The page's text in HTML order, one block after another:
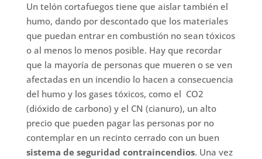
Un telón cortafuegos tiene que aislar también el
humo, dando por descontado que los materiales
que puedan entrar en combustión no sean tóxicos
o al menos lo menos posible. Hay que recordar
que la mayoría de personas que mueren o se ven
afectadas en un incendio lo hacen a consecuencia
del humo y los gases tóxicos, como el CO2
(dióxido de carbono) y el CN (cianuro), un alto
precio que pueden pagar las personas por no
contemplar en un recinto cerrado con un buen
sistema de seguridad contraincendios. Una vez